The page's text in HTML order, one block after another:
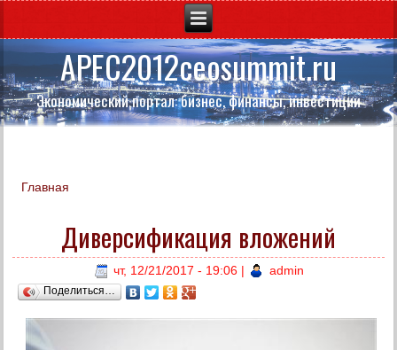
APEC2012ceosummit.ru
Экономический портал: бизнес, финансы, инвестиции
Вы здесь
Главная
Диверсификация вложений
чт, 12/21/2017 - 19:06| admin
Поделиться…